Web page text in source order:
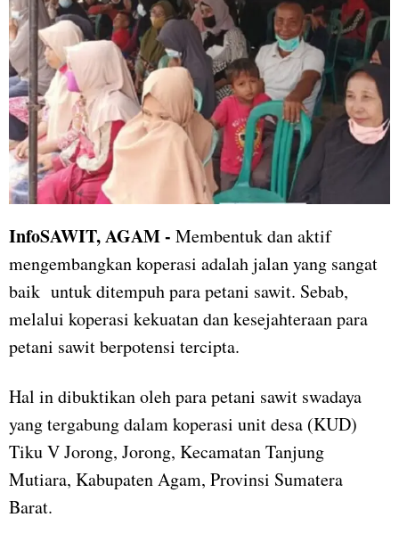
InfoSAWIT, AGAM - Membentuk dan aktif
mengembangkan koperasi adalah jalan yang sangat
baik untuk ditempuh para petani sawit. Sebab,
melalui koperasi kekuatan dan kesejahteraan para
petani sawit berpotensi tercipta.
Hal in dibuktikan oleh para petani sawit swadaya
yang tergabung dalam koperasi unit desa (KUD)
Tiku V Jorong, Jorong, Kecamatan Tanjung
Mutiara, Kabupaten Agam, Provinsi Sumatera
Barat.